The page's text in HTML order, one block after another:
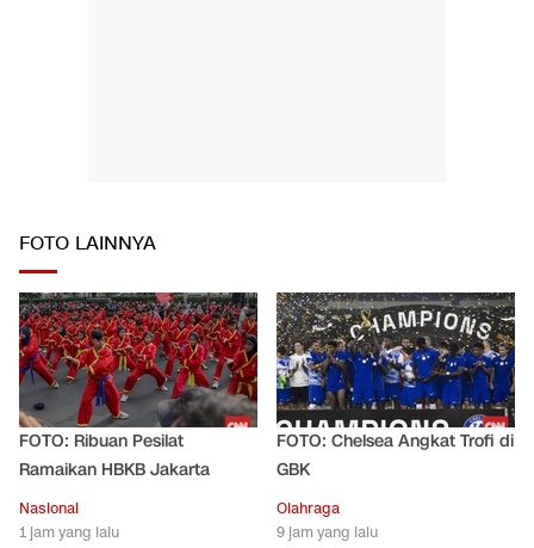
FOTO LAINNYA
FOTO: Ribuan Pesilat
Ramaikan HBKB Jakarta
Nasional
1 jam yang lalu
FOTO: Chelsea Angkat Trofi di
GBK
Olahraga
9 jam yang lalu